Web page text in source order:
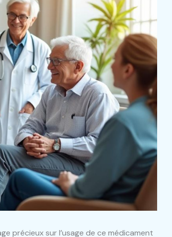
précieux sur l’usage de ce médicament